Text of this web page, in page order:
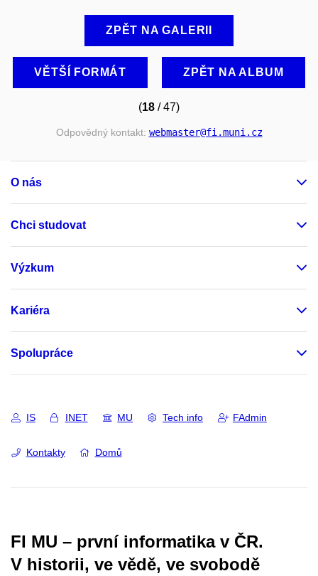
ZPĚT NA GALERII
VĚTŠÍ FORMÁT ZPĚT NA ALBUM
(18 / 47)
Odpovědný kontakt: webmaster@fi.muni.cz
O nás
Chci studovat
Výzkum
Kariéra
Spolupráce
IS INET MU Tech info FAdmin
Kontakty Domů
FI MU – první informatika v ČR.
V historii, ve vědě, ve svobodě